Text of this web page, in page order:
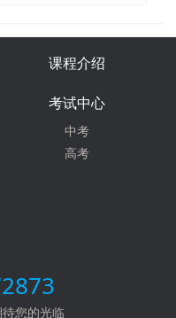
课程介绍
考试中心
中考
高考
您的光临